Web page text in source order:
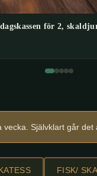
för 2,
Självklart går
FISK/